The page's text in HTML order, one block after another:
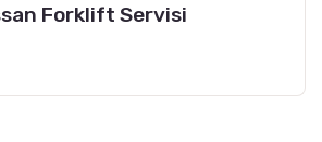
Forklift Servisi